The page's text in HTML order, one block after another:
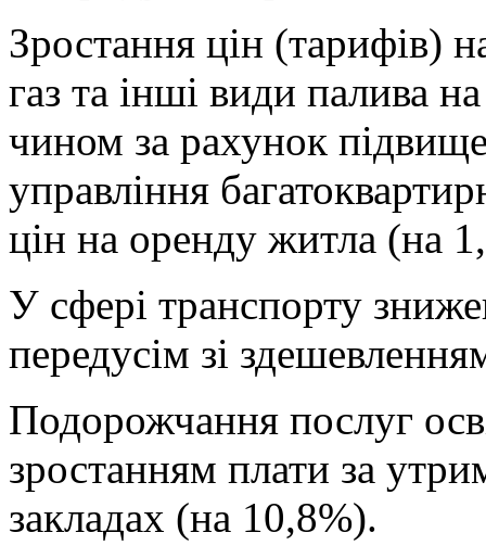
Зростання цін (тарифів)
газ та інші види палива
чином за рахунок
управління
цін на оренду житла (на
У сфері транспорту
передусім зі
Подорожчання послуг
зростанням плати за
закладах (на 10,8%).